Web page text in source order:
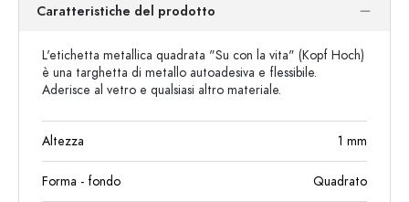
Caratteristiche del prodotto
L'etichetta metallica quadrata "Su con la vita" (Kopf Hoch)
è una targhetta di metallo autoadesiva e flessibile.
Aderisce al vetro e qualsiasi altro materiale.
Altezza 1 mm
Forma - fondo Quadrato